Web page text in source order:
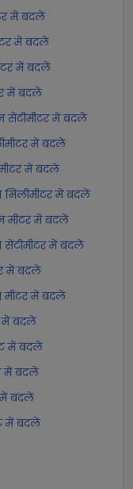
में बदलें
में बदलें
में बदलें
में बदलें
सेंटीमीटर में बदलें
में बदलें
में बदलें
मिलीमीटर में बदलें
मीटर में बदलें
सेंटीमीटर में बदलें
में बदलें
मीटर में बदलें
में बदलें
में बदलें
में बदलें
में बदलें
में बदलें